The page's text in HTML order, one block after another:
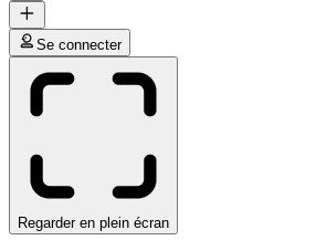
Se connecter
Regarder en plein écran